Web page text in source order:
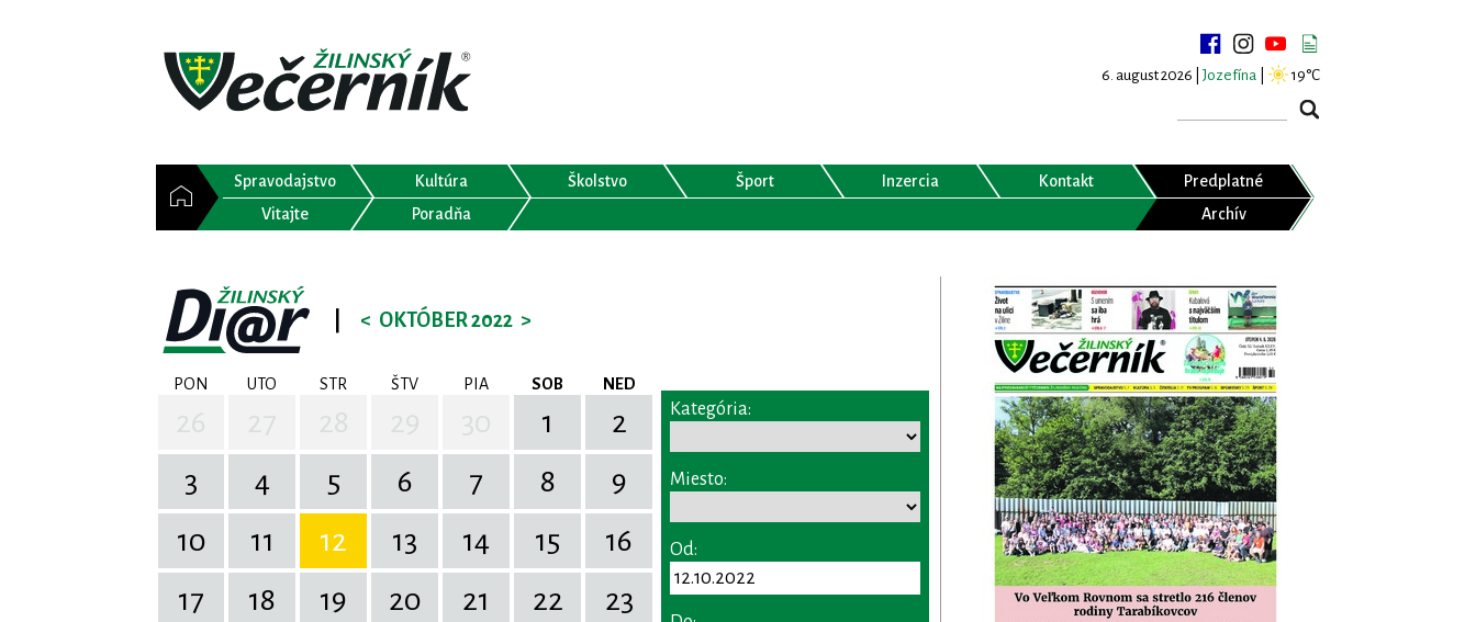
6. august 2026 | Jozefína 19°C
Spravodajstvo Kultúra Školstvo Šport Inzercia Kontakt
Predplatné
Vitajte
Poradňa Archív
< OKTÓBER 2022 >
PON UTO STR ŠTV PIA SOB NED
1
2
3
4 5 6 7 8
9
10
11 12 13 14 15
16
17
18 19 20 21 22
23
Kategória:
Miesto:
Od: